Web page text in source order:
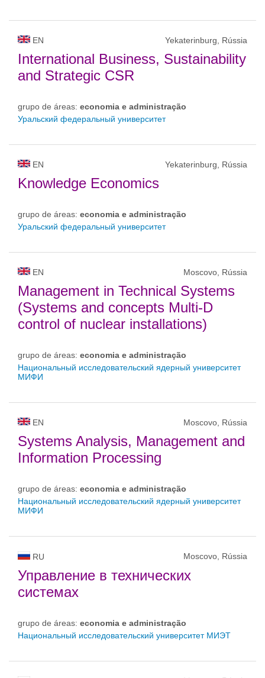
EN Yekaterinburg, Rússia
International Business, Sustainability
and Strategic CSR
grupo de áreas: economia e administração
Уральский федеральный университет
EN Yekaterinburg, Rússia
Knowledge Economics
grupo de áreas: economia e administração
Уральский федеральный университет
EN Moscovo, Rússia
Management in Technical Systems
(Systems and concepts Multi-D
control of nuclear installations)
grupo de áreas: economia e administração
Национальный исследовательский ядерный университет
МИФИ
EN Moscovo, Rússia
Systems Analysis, Management and
Information Processing
grupo de áreas: economia e administração
Национальный исследовательский ядерный университет
МИФИ
RU Moscovo, Rússia
Управление в технических
системах
grupo de áreas: economia e administração
Национальный исследовательский университет МИЭТ